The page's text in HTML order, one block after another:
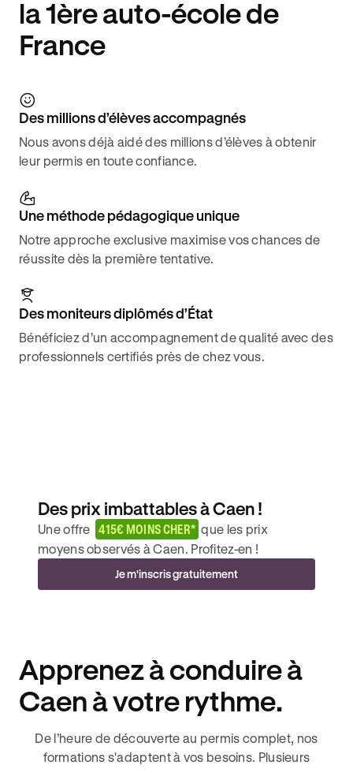
la 1ère auto-école de
France
Des millions d’élèves accompagnés
Nous avons déjà aidé des millions d’élèves à obtenir
leur permis en toute confiance.
Une méthode pédagogique unique
Notre approche exclusive maximise vos chances de
réussite dès la première tentative.
Des moniteurs diplômés d’État
Bénéficiez d’un accompagnement de qualité avec des
professionnels certifiés près de chez vous.
Des prix imbattables à Caen !
Une offre 415€ MOINS CHER* que les prix
moyens observés à Caen. Profitez-en !
Je m'inscris gratuitement
Apprenez à conduire à
Caen à votre rythme.
De l’heure de découverte au permis complet, nos
formations s'adaptent à vos besoins. Plusieurs